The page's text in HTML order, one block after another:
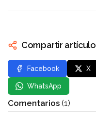
Compartir artículo
Facebook X
WhatsApp
Comentarios (1)